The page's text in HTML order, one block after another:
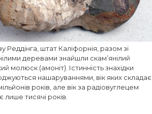
Реддінга, штат Каліфорнія, разом зі
деревами знайшли скам’янілий
молюск (амоніт). Істинність знахідки
нашаруваннями, вік яких складає
років, але вік за радіовуглецем
лише тисячі років.